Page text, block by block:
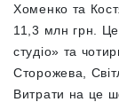
Хоменко та
11,3 млн грн.
студіо» та
Сторожева,
Витрати на це